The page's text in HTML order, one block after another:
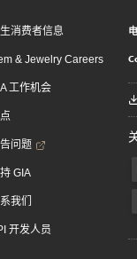
消费者信息
& Jewelry Careers
工作机会
问题
GIA
我们
开发人员